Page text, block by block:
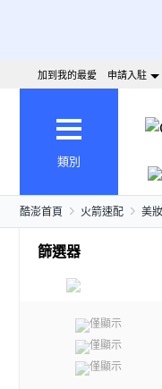
加到我的最愛 申請入駐
類別
酷澎首頁 火箭速配 美
篩選器
僅顯示
僅顯示
僅顯示